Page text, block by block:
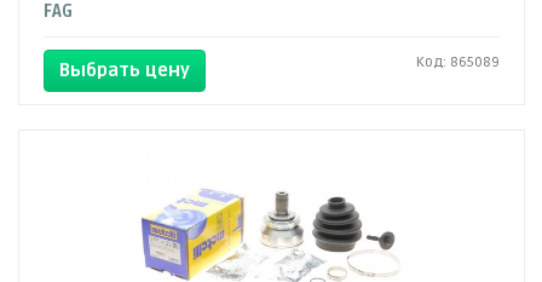
FAG
Выбрать цену Код: 865089